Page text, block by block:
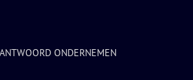
ONDERNEMEN